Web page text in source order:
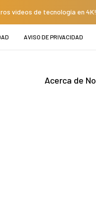
videos de tecnología en 4K!
AVISO DE PRIVACIDAD
Acerca de